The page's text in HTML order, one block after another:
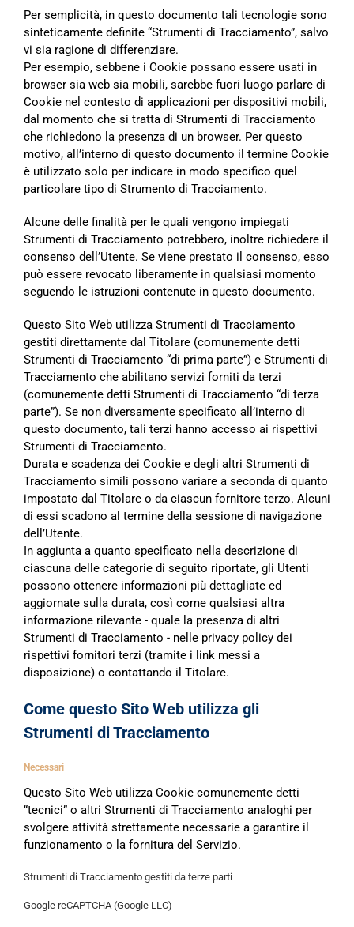
Per semplicità, in questo documento tali tecnologie sono
sinteticamente definite “Strumenti di Tracciamento”, salvo
vi sia ragione di differenziare.
Per esempio, sebbene i Cookie possano essere usati in
browser sia web sia mobili, sarebbe fuori luogo parlare di
Cookie nel contesto di applicazioni per dispositivi mobili,
dal momento che si tratta di Strumenti di Tracciamento
che richiedono la presenza di un browser. Per questo
motivo, all’interno di questo documento il termine Cookie
è utilizzato solo per indicare in modo specifico quel
particolare tipo di Strumento di Tracciamento.
Alcune delle finalità per le quali vengono impiegati
Strumenti di Tracciamento potrebbero, inoltre richiedere il
consenso dell’Utente. Se viene prestato il consenso, esso
può essere revocato liberamente in qualsiasi momento
seguendo le istruzioni contenute in questo documento.
Questo Sito Web utilizza Strumenti di Tracciamento
gestiti direttamente dal Titolare (comunemente detti
Strumenti di Tracciamento “di prima parte”) e Strumenti di
Tracciamento che abilitano servizi forniti da terzi
(comunemente detti Strumenti di Tracciamento “di terza
parte”). Se non diversamente specificato all’interno di
questo documento, tali terzi hanno accesso ai rispettivi
Strumenti di Tracciamento.
Durata e scadenza dei Cookie e degli altri Strumenti di
Tracciamento simili possono variare a seconda di quanto
impostato dal Titolare o da ciascun fornitore terzo. Alcuni
di essi scadono al termine della sessione di navigazione
dell’Utente.
In aggiunta a quanto specificato nella descrizione di
ciascuna delle categorie di seguito riportate, gli Utenti
possono ottenere informazioni più dettagliate ed
aggiornate sulla durata, così come qualsiasi altra
informazione rilevante - quale la presenza di altri
Strumenti di Tracciamento - nelle privacy policy dei
rispettivi fornitori terzi (tramite i link messi a
disposizione) o contattando il Titolare.
Come questo Sito Web utilizza gli
Strumenti di Tracciamento
Necessari
Questo Sito Web utilizza Cookie comunemente detti
“tecnici” o altri Strumenti di Tracciamento analoghi per
svolgere attività strettamente necessarie a garantire il
funzionamento o la fornitura del Servizio.
Strumenti di Tracciamento gestiti da terze parti
Google reCAPTCHA (Google LLC)